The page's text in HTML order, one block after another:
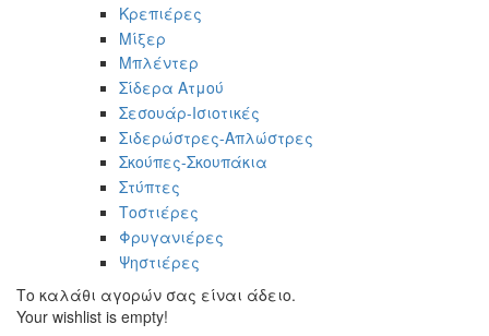
Κρεπιέρες
Μίξερ
Μπλέντερ
Σίδερα Ατμού
Σεσουάρ-Ισιοτικές
Σιδερώστρες-Απλώστρες
Σκούπες-Σκουπάκια
Στύπτες
Τοστιέρες
Φρυγανιέρες
Ψηστιέρες
Το καλάθι αγορών σας είναι άδειο.
Your wishlist is empty!